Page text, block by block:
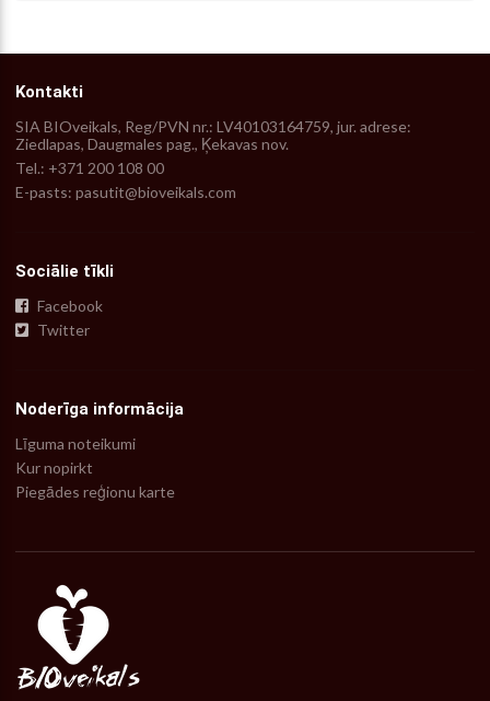
Kontakti
SIA BIOveikals, Reg/PVN nr.: LV40103164759, jur. adrese:
Ziedlapas, Daugmales pag., Ķekavas nov.
Tel.: +371 200 108 00
E-pasts: pasutit@bioveikals.com
Sociālie tīkli
Facebook
Twitter
Noderīga informācija
Līguma noteikumi
Kur nopirkt
Piegādes reģionu karte